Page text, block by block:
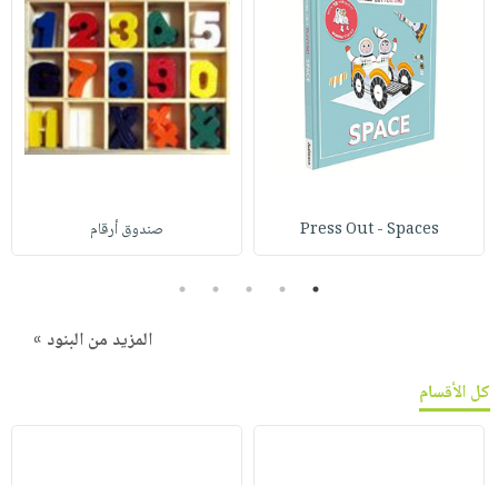
Press Out - Spaces صندوق أرقام
1
2
3
4
5
المزيد من البنود »
كل الأقسام